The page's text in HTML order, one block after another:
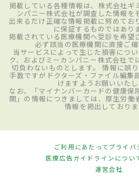
掲載している各種情報は、株式会社ギ
ンパニー株式会社が調査した情報を
出来るだけ正確な情報掲載に努めてお
に保証するものではあり
掲載されている医療機関へ受診を希望
必ず該当の医療機関に直接ご確
当サービスによって生じた損害につ
ク、およびミーカンパニー株式会社で
切負わないものとします。 情報に誤
手数ですがドクターズ・ファイル編集
けますようお願いいたし
なお、「マイナンバーカードの健康保
関」の情報につきましては、厚生労働
情報を掲出しておりま
ご利用にあたってプライバ
医療広告ガイドラインについ
運営会社